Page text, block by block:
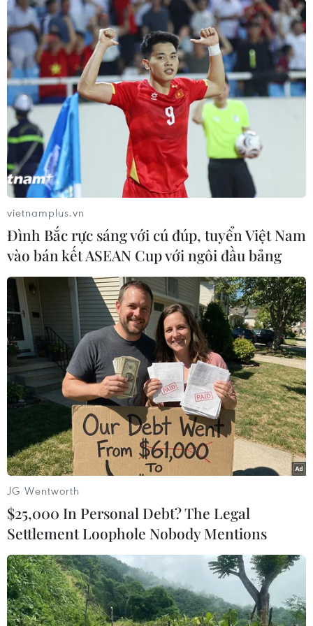
tài sản cho Nhà nước.
Trước đó, Bộ Công an đã khởi tố bị can đối với
Nguyễn Thị Thanh Nhàn, Chủ tịch Hội đồng
quản trị kiêm Tổng Giám đốc Công ty AIC và
Trần Mạnh Hà, Phó Tổng Giám đốc Công ty AIC
(2 bị can đang bị truy nã) trong 2 vụ án Bệnh
viện Đa khoa Đồng Nai và Sở Y tế Quảng Ninh./.
(TTXVN/Vietnam+)
#Nguyễn Thị Thanh Nhàn
#Trung tâm Công nghệ sinh học
#Bộ Công an
#Công ty AIC
#Bệnh viện Đa khoa Đồng Nai
Tp. Hồ Chí Minh
Theo dõi VietnamPlus
vietnamplus.vn
Đình Bắc rực sáng với cú đúp, tuyển Việt Nam
vào bán kết ASEAN Cup với ngôi đầu bảng
JG Wentworth
$25,000 In Personal Debt? The Legal
Settlement Loophole Nobody Mentions